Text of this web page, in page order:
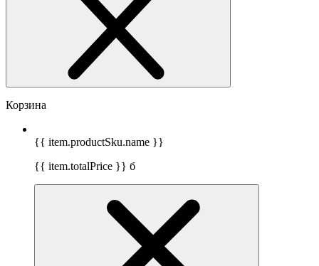
Корзина
{{ item.productSku.name }}
{{ item.totalPrice }} б